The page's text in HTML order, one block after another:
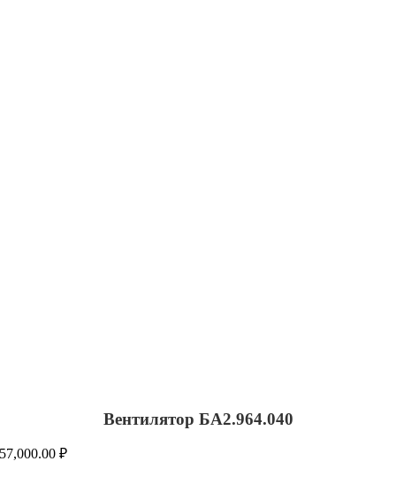
Вентилятор БА2.964.040
57,000.00₽